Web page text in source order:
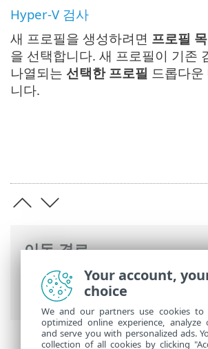
이동 경로
ESET 온라인 도움말>ESET
고급 설정
>검사>
Hyper-V 검사
새 프로필을 생성하려면 프로필
을 선택합니다. 새 프로필이 기존
나열되는 선택한 프로필 드롭다운
니다.
Your account,
choice
We and our partners use cookies
optimized online experience,
and serve you with personalized ads.
collection of all cookies by clicking